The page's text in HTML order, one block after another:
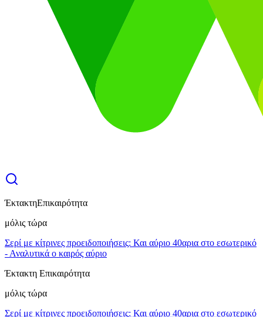
ΈκτακτηΕπικαιρότητα
μόλις τώρα
Σερί με κίτρινες προειδοποιήσεις: Και αύριο 40αρια στο εσωτερικό
- Αναλυτικά ο καιρός αύριο
Έκτακτη Επικαιρότητα
μόλις τώρα
Σερί με κίτρινες προειδοποιήσεις: Και αύριο 40αρια στο εσωτερικό